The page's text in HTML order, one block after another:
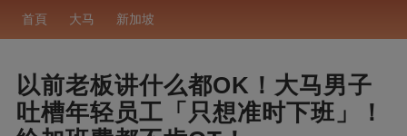
首頁 大马 新加坡
以前老板讲什么都OK！大马男子
吐槽年轻员工「只想准时下班」！